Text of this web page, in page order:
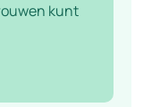
kunt